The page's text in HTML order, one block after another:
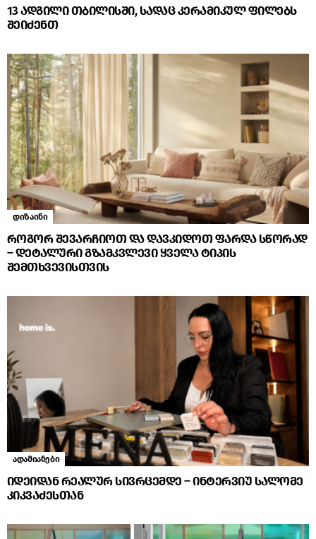
13 ადგილი თბილისში, სადაც კერამიკულ ფილებს
შეიძენთ
დიზაინი
როგორ შევარჩიოთ და დავკიდოთ ფარდა სწორად
– დეტალური გზამკვლევი ყველა ტიპის
შემთხვევისთვის
ადამიანები
იდეიდან რეალურ სივრცემდე – ინტერვიუ სალომე
კიკვაძესთან